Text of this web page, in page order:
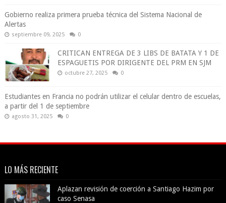
Gobierno realiza primera prueba técnica del Sistema Nacional de
Alertas
septiembre 09, 2025 0
CRITICAN ENTREGA DE 3 LIBS DE BATATA Y 1 DE
ESPAGUETIS POR DIRIGENTE DEL PRM EN SJM
octubre 27, 2025 0
Estudiantes en Francia no podrán utilizar el celular dentro de escuelas,
a partir del 1 de septiembre
agosto 31, 2025 0
LO MÁS RECIENTE
Aplazan revisión de coerción a Santiago Hazim por
caso Senasa